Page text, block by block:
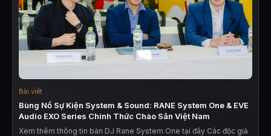
Bài viết
Bùng Nổ Sự Kiện System & Sound: RANE System One & EVE
Audio EXO Series Chính Thức Chào Sân Việt Nam
Xem thêm thông tin bàn DJ Rane System One tại đây Các độc giả